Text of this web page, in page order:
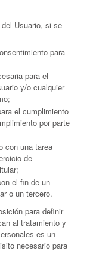
Usuario, si se
para
para el
y/o cualquier
el cumplimiento
por parte
con una tarea
de
el fin de un
o un tercero.
para definir
al tratamiento y
es un
necesario para